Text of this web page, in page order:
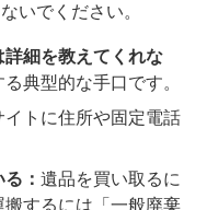
いでください。
詳細を教えてくれな
典型的な手口です。
イトに住所や固定電話
： 遺品を買い取るに
するには「一般廃棄